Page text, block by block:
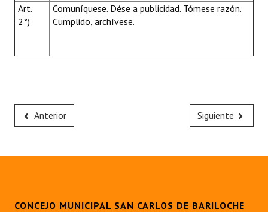
Art.
2°)
Comuníquese. Dése a publicidad. Tómese razón.
Cumplido, archívese.
Anterior Siguiente
CONCEJO MUNICIPAL SAN CARLOS DE BARILOCHE